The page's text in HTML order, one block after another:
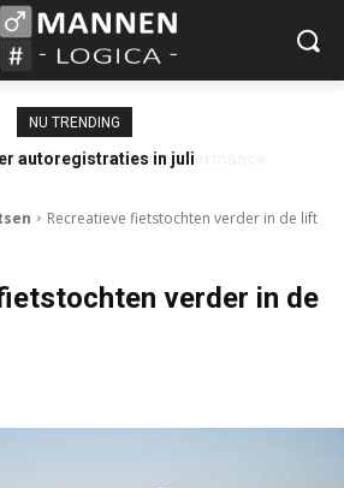
NU TRENDING
autoregistraties in juli
Recreatieve fietstochten verder in de lift
verder in de